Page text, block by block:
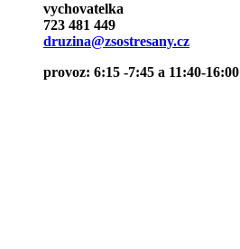
vychovatelka
723 481 449
druzina@zsostresany.cz
provoz: 6:15 -7:45 a 11:40-16:00